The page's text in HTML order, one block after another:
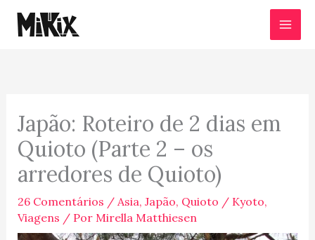
para
Japão: Roteiro de 2 dias em
Quioto (Parte 2 – os
arredores de Quioto)
26 Comentários / Asia, Japão, Quioto / Kyoto,
Viagens / Por Mirella Matthiesen